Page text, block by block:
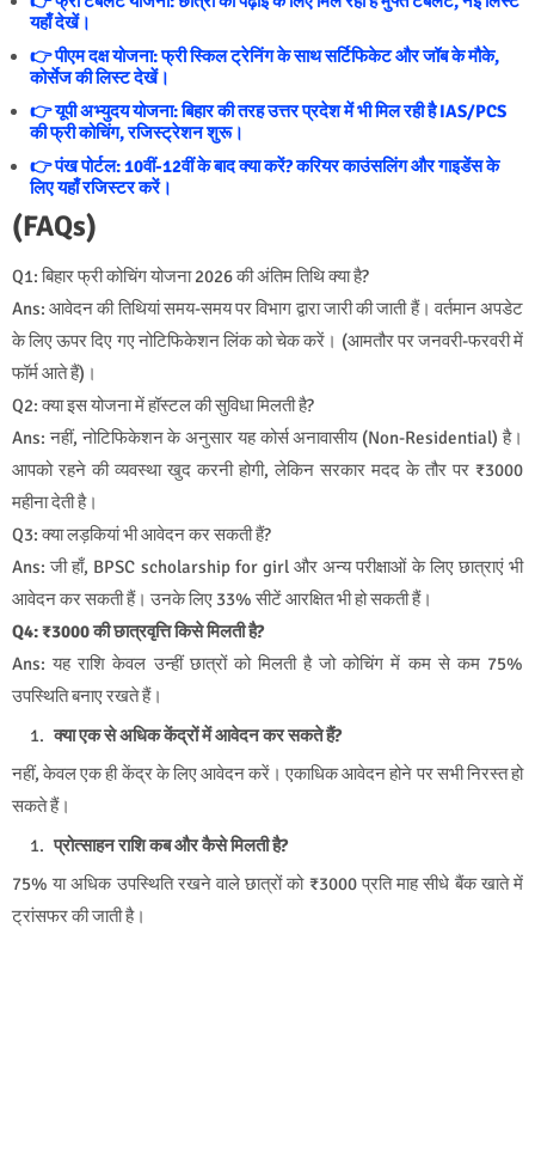
यहाँ देखें।
👉 पीएम दक्ष योजना: फ्री स्किल ट्रेनिंग के साथ सर्टिफिकेट और जॉब के मौके,
कोर्सेज की लिस्ट देखें।
👉 यूपी अभ्युदय योजना: बिहार की तरह उत्तर प्रदेश में भी मिल रही है IAS/PCS
की फ्री कोचिंग, रजिस्ट्रेशन शुरू।
👉 पंख पोर्टल: 10वीं-12वीं के बाद क्या करें? करियर काउंसलिंग और गाइडेंस के
लिए यहाँ रजिस्टर करें।
(FAQs)
Q1: बिहार फ्री कोचिंग योजना 2026 की अंतिम तिथि क्या है?
Ans: आवेदन की तिथियां समय-समय पर विभाग द्वारा जारी की जाती हैं। वर्तमान अपडेट
के लिए ऊपर दिए गए नोटिफिकेशन लिंक को चेक करें। (आमतौर पर जनवरी-फरवरी में
फॉर्म आते हैं)।
Q2: क्या इस योजना में हॉस्टल की सुविधा मिलती है?
Ans: नहीं, नोटिफिकेशन के अनुसार यह कोर्स अनावासीय (Non-Residential) है।
आपको रहने की व्यवस्था खुद करनी होगी, लेकिन सरकार मदद के तौर पर ₹3000
महीना देती है।
Q3: क्या लड़कियां भी आवेदन कर सकती हैं?
Ans: जी हाँ, BPSC scholarship for girl और अन्य परीक्षाओं के लिए छात्राएं भी
आवेदन कर सकती हैं। उनके लिए 33% सीटें आरक्षित भी हो सकती हैं।
Q4: ₹3000 की छात्रवृत्ति किसे मिलती है?
Ans: यह राशि केवल उन्हीं छात्रों को मिलती है जो कोचिंग में कम से कम 75%
उपस्थिति बनाए रखते हैं।
क्या एक से अधिक केंद्रों में आवेदन कर सकते हैं?
नहीं, केवल एक ही केंद्र के लिए आवेदन करें। एकाधिक आवेदन होने पर सभी निरस्त हो
सकते हैं।
प्रोत्साहन राशि कब और कैसे मिलती है?
75% या अधिक उपस्थिति रखने वाले छात्रों को ₹3000 प्रति माह सीधे बैंक खाते में
ट्रांसफर की जाती है।